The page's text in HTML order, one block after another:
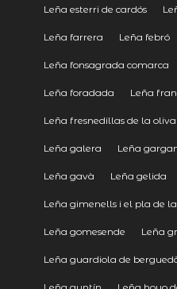
Leña esterri de cardós
Leña farrera Leña febró
Leña fonsagrada comarca
Leña foradada Leña
Leña fresnedillas de la oliva
Leña galera Leña
Leña gavà Leña gelida
Leña gimenells i el pla de
Leña gomesende Leña
Leña guardiola de